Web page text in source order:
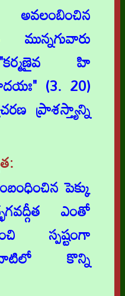
అవలంబించిన
"కర్మణైవ హి
(3. 20)
ప్రాశస్త్యాన్ని
పెక్కు
ఎంతో
స్పష్టంగా
వాటిలో కొన్ని